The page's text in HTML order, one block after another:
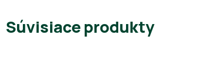
Súvisiace produkty